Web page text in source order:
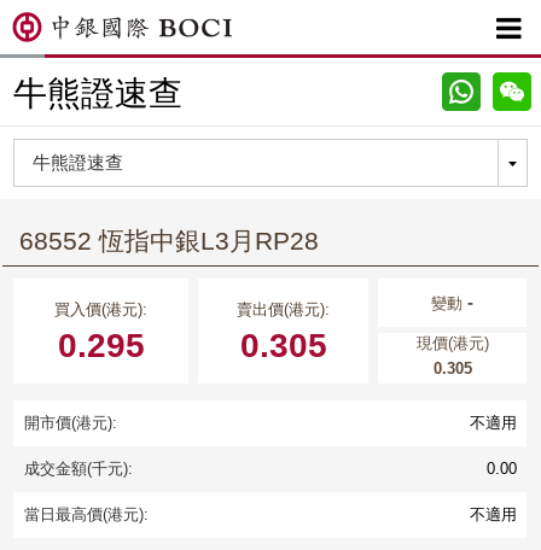

牛熊證速查
68552 恆指中銀L3月RP28
買入價(港元):
0.295
賣出價(港元):
0.305
變動-
現價(港元)
0.305
開市價(港元): 不適用
成交金額(千元): 0.00
當日最高價(港元): 不適用